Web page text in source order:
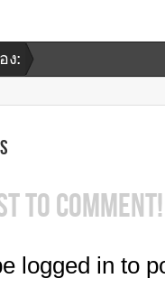
ง:
TO COMMENT!
logged in to